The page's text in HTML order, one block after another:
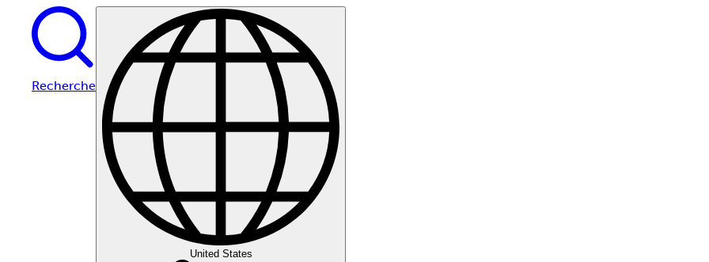
Recherche
United States